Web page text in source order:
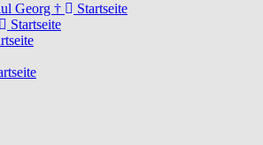
Georg †
Startseite
Startseite